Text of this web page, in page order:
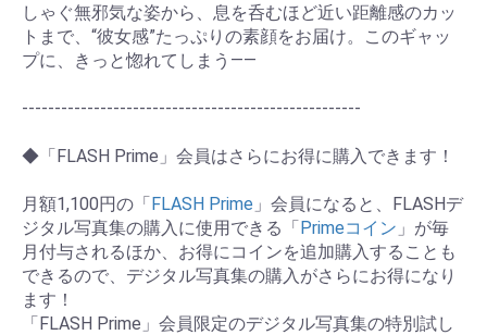
しゃぐ無邪気な姿から、息を呑むほど近い距離感のカッ
トまで、“彼女感”たっぷりの素顔をお届け。このギャッ
プに、きっと惚れてしまう――
----------------------------------------------------
◆「FLASH Prime」会員はさらにお得に購入できます！
月額1,100円の「FLASH Prime 」会員になると、FLASHデ
ジタル写真集の購入に使用できる「Primeコイン 」が毎
月付与されるほか、お得にコインを追加購入することも
できるので、デジタル写真集の購入がさらにお得になり
ます！
「FLASH Prime」会員限定のデジタル写真集の特別試し